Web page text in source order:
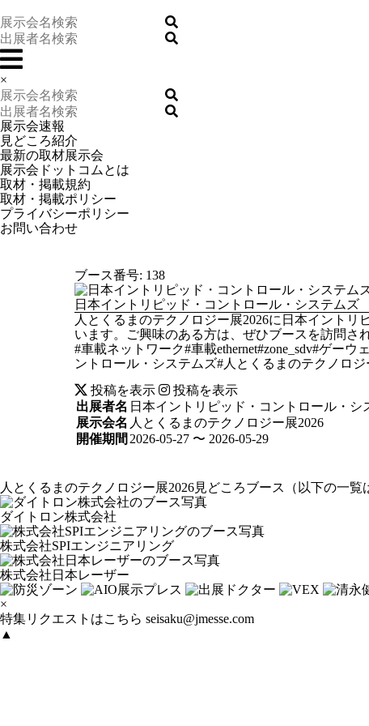
×
展示会速報
見どころ紹介
最新の取材展示会
展示会ドットコムとは
取材・掲載規約
取材・掲載ポリシー
プライバシーポリシー
お問い合わせ
ブース番号: 138
日本イントリピッド・コントロール・システムズ
人とくるまのテクノロジー展2026に日本イント
います。ご興味のある方は、ぜひブースを訪問さ
#車載ネットワーク#車載ethernet#zone_sdv#ゲー
ントロール・システムズ#人とくるまのテクノロジ
投稿を表示
投稿を表示
出展者名 日本イントリピッド・コントロール・シ
展示会名 人とくるまのテクノロジー展2026
開催期間 2026-05-27 〜 2026-05-29
人とくるまのテクノロジー展2026見どころブース （以下の一覧
ダイトロン株式会社
株式会社SPIエンジニアリング
株式会社日本レーザー
×
特集リクエストはこちら seisaku@jmesse.com
▲